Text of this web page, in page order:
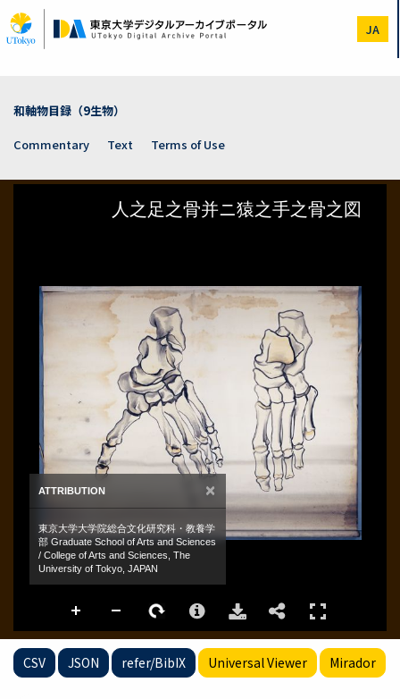
to
main
JA
和軸物目録（9生物）
Commentary
Text Terms of Use
CSV JSON refer/BibIX Universal Viewer Mirador